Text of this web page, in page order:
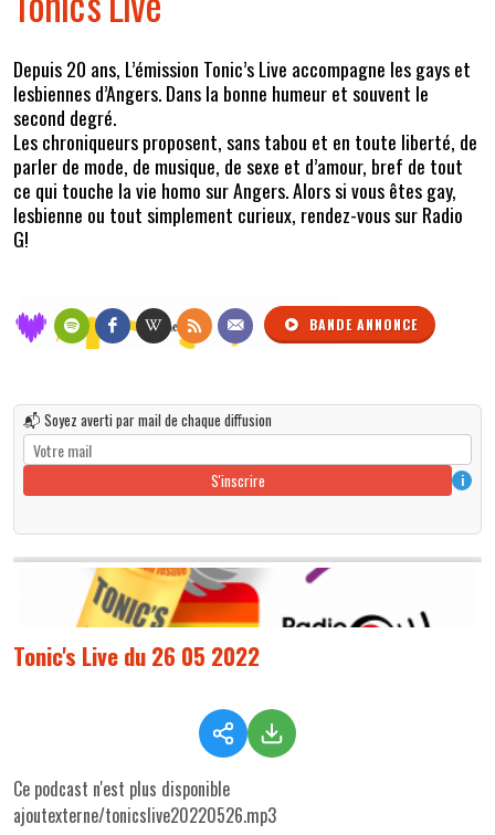
Depuis 20 ans, L’émission Tonic’s Live accompagne les gays et
lesbiennes d’Angers. Dans la bonne humeur et souvent le
second degré.
Les chroniqueurs proposent, sans tabou et en toute liberté, de
parler de mode, de musique, de sexe et d’amour, bref de tout
ce qui touche la vie homo sur Angers. Alors si vous êtes gay,
lesbienne ou tout simplement curieux, rendez-vous sur Radio
G!
BANDE ANNONCE
📬 Soyez averti par mail de chaque diffusion
S'inscrire i
Tonic's Live du 26 05 2022
Ce podcast n'est plus disponible
ajoutexterne/tonicslive20220526.mp3